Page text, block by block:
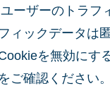
ーザーのトラ
ィックデータは
を無効にす
ご確認ください